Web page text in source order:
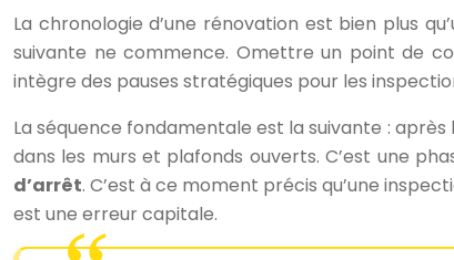
La chronologie d’une rénovation est bien plus
suivante ne commence. Omettre un point de
intègre des pauses stratégiques pour les
La séquence fondamentale est la suivante :
dans les murs et plafonds ouverts. C’est une
d’arrêt. C’est à ce moment précis qu’une
est une erreur capitale.